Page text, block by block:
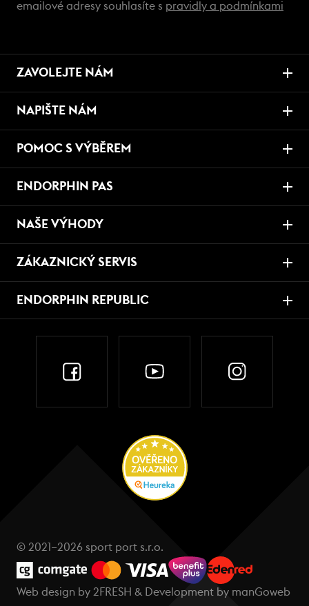
emailové adresy souhlasíte s pravidly a podmínkami
ZAVOLEJTE NÁM
NAPIŠTE NÁM
POMOC S VÝBĚREM
ENDORPHIN PAS
NAŠE VÝHODY
ZÁKAZNICKÝ SERVIS
ENDORPHIN REPUBLIC
© 2021–2026 sport port s.r.o.
Web design by 2FRESH & Development by manGoweb